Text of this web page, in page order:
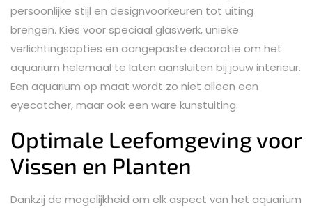
persoonlijke stijl en designvoorkeuren tot uiting
brengen. Kies voor speciaal glaswerk, unieke
verlichtingsopties en aangepaste decoratie om het
aquarium helemaal te laten aansluiten bij jouw interieur.
Een aquarium op maat wordt zo niet alleen een
eyecatcher, maar ook een ware kunstuiting.
Optimale Leefomgeving voor
Vissen en Planten
Dankzij de mogelijkheid om elk aspect van het aquarium